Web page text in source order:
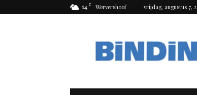
14 C Wervershoof vrijdag, augustus 7,